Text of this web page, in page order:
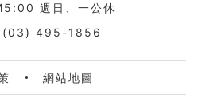
週日、一公休
(03) 495-1856
網站地圖